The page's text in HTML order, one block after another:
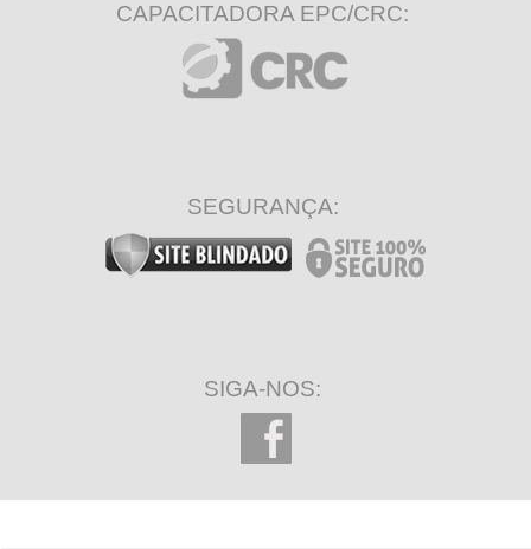
CAPACITADORA EPC/CRC:
SEGURANÇA:
SIGA-NOS: